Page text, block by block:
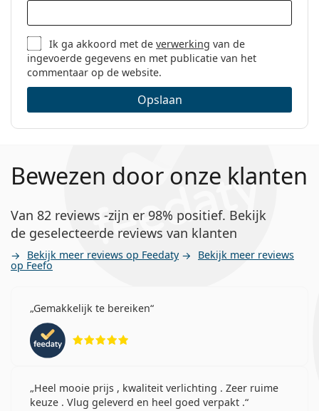
Ik ga akkoord met deverwerking van de
ingevoerde gegevens en met publicatie van het
commentaar op de website.
Opslaan
Bewezen door onze klanten
Van 82 reviews -zijn er 98% positief. Bekijk
de geselecteerde reviews van klanten
Bekijk meer reviews op Feedaty Bekijk meer reviews
op Feefo
Gemakkelijk te bereiken
Heel mooie prijs , kwaliteit verlichting . Zeer ruime
keuze . Vlug geleverd en heel goed verpakt .